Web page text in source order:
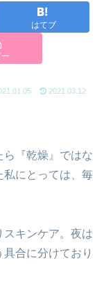
はてブ
2021.03.12
ら『乾燥』ではな
私にとっては、毎
キンケア。夜は
合に分けており